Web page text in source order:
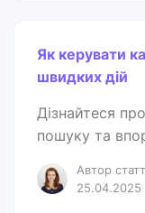
Як керувати
швидких дій
Дізнайтеся
пошуку та
Автор
25.04.2025